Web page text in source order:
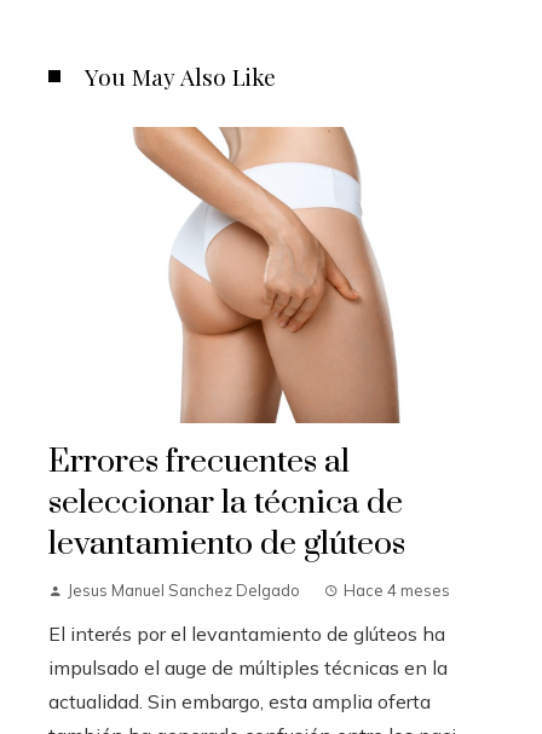
You May Also Like
Errores frecuentes al
seleccionar la técnica de
levantamiento de glúteos
Jesus Manuel Sanchez Delgado Hace 4 meses
El interés por el levantamiento de glúteos ha
impulsado el auge de múltiples técnicas en la
actualidad. Sin embargo, esta amplia oferta